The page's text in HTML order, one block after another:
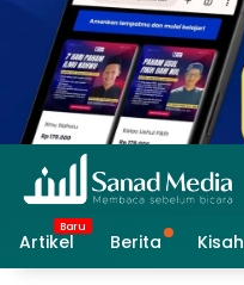
Artikel Berita Kisah